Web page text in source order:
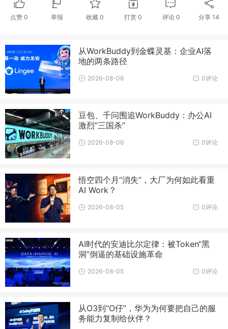
点赞 0 举报 收藏0 打赏 0 评论 0 分享14
从WorkBuddy到金蝶灵基：企业AI落
地的两条路径
0评论
2026-08-06
豆包、千问围追WorkBuddy：办公AI
激烈“三国杀”
0评论
2026-08-06
悟空四个月“消失”，大厂为何如此看重
AI Work？
0评论
2026-08-05
AI时代的安迪比尔定律：被Token“黑
洞”倒逼的基础设施革命
0评论
2026-08-05
从O3到“O仔”，华为为何要把自己的服
务能力复制给伙伴？